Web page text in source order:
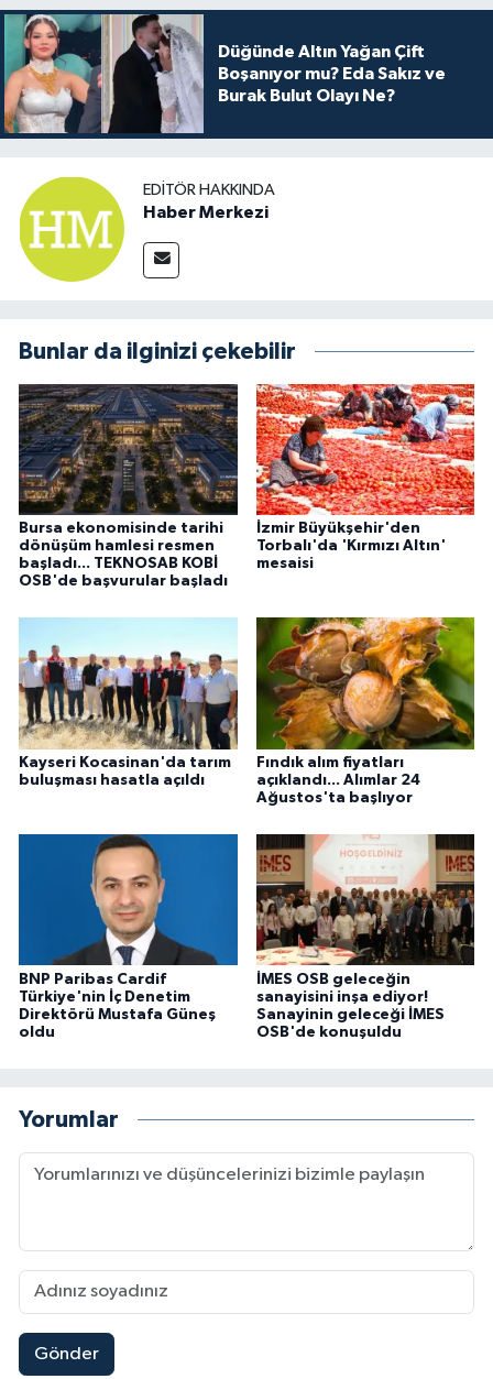
Düğünde Altın Yağan Çift
Boşanıyor mu? Eda Sakız ve
Burak Bulut Olayı Ne?
EDITÖR HAKKINDA
Haber Merkezi
Bunlar da ilginizi çekebilir
Bursa ekonomisinde tarihi
dönüşüm hamlesi resmen
başladı... TEKNOSAB KOBİ
OSB'de başvurular başladı
İzmir Büyükşehir'den
Torbalı'da 'Kırmızı Altın'
mesaisi
Kayseri Kocasinan'da tarım
buluşması hasatla açıldı
Fındık alım fiyatları
açıklandı... Alımlar 24
Ağustos'ta başlıyor
BNP Paribas Cardif
Türkiye'nin İç Denetim
Direktörü Mustafa Güneş
oldu
İMES OSB geleceğin
sanayisini inşa ediyor!
Sanayinin geleceği İMES
OSB'de konuşuldu
Yorumlar
Gönder